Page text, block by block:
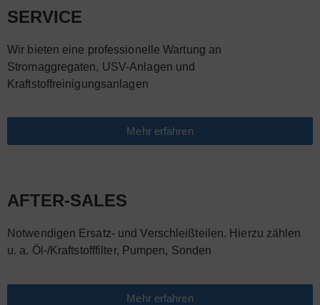
SERVICE
Wir bieten eine professionelle Wartung an
Stromaggregaten, USV-Anlagen und
Kraftstoffreinigungsanlagen
Mehr erfahren
AFTER-SALES
Notwendigen Ersatz- und Verschleißteilen. Hierzu zählen
u. a. Öl-/Kraftstofffilter, Pumpen, Sonden
Mehr erfahren